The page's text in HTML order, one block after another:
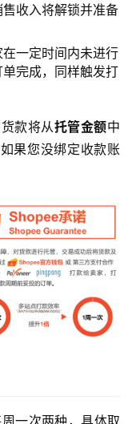
收入将解锁并准备
在一定时间内未进行
完成，同样触发打
款将从托管金额中
果您没绑定收款账
一次两种，具体取